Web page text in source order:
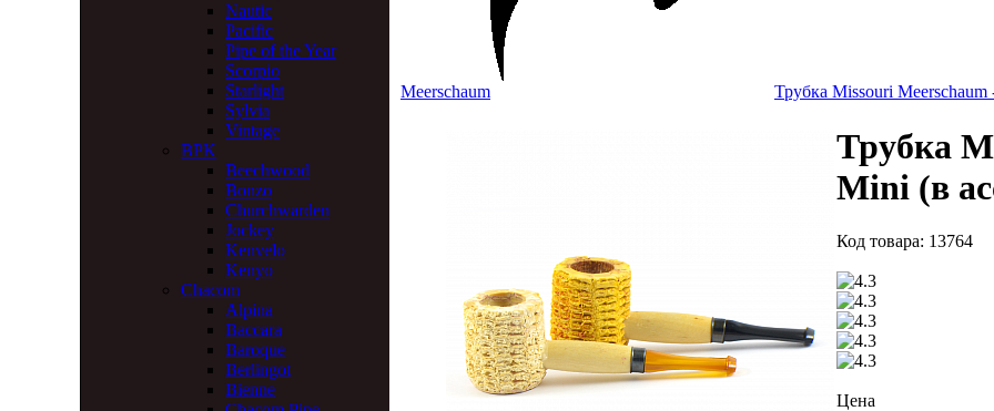
Nautic
Pacific
Pipe of the Year
Scorpio
Starlight
Sylvia
Vintage
BPK
Beechwood
Bonzo
Churchwarden
Jockey
Kenvelo
Kenyo
Chacom
Alpina
Baccara
Baroque
Berlingot
Bienne
Meerschaum Трубка Missouri
Трубка
Mini (в
Код товара: 13764
Цена